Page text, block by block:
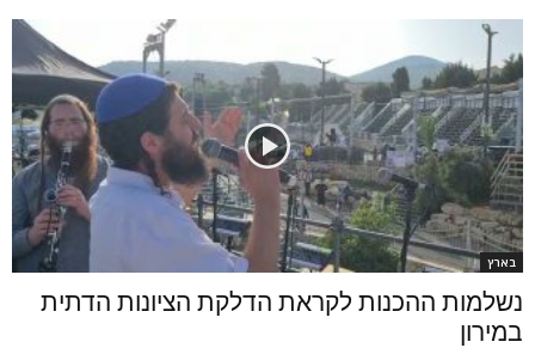
בארץ
נשלמות ההכנות לקראת הדלקת הציונות הדתית
במירון